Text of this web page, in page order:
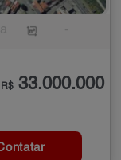
R$ 33.000.000